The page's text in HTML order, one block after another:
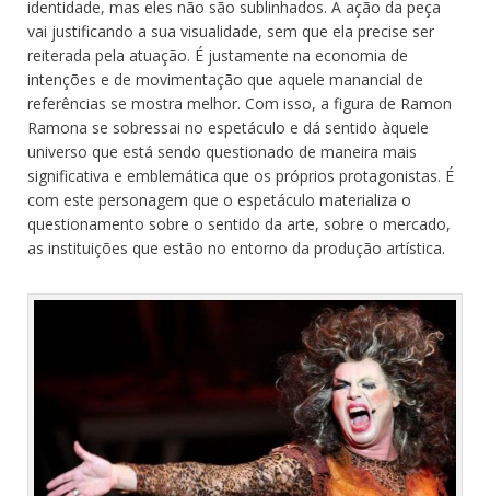
identidade, mas eles não são sublinhados. A ação da peça
vai justificando a sua visualidade, sem que ela precise ser
reiterada pela atuação. É justamente na economia de
intenções e de movimentação que aquele manancial de
referências se mostra melhor. Com isso, a figura de Ramon
Ramona se sobressai no espetáculo e dá sentido àquele
universo que está sendo questionado de maneira mais
significativa e emblemática que os próprios protagonistas. É
com este personagem que o espetáculo materializa o
questionamento sobre o sentido da arte, sobre o mercado,
as instituições que estão no entorno da produção artística.